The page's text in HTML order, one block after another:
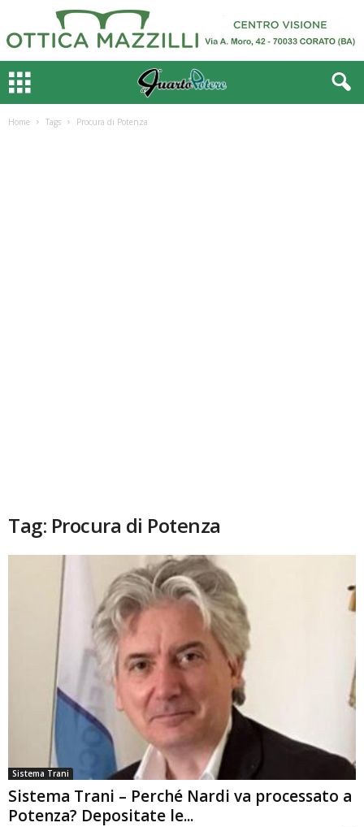
Home Tags Procura di Potenza
Tag: Procura di Potenza
Sistema Trani
Sistema Trani – Perché Nardi va processato a
Potenza? Depositate le...